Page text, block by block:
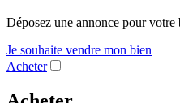
Déposez une annonce pour votre
Je souhaite vendre mon bien
Acheter